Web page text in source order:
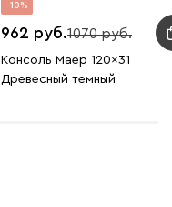
10
962 1070
Консоль Маер 120x31
Древесный темный